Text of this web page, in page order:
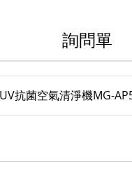
詢問單
抗菌空氣清淨機MG-